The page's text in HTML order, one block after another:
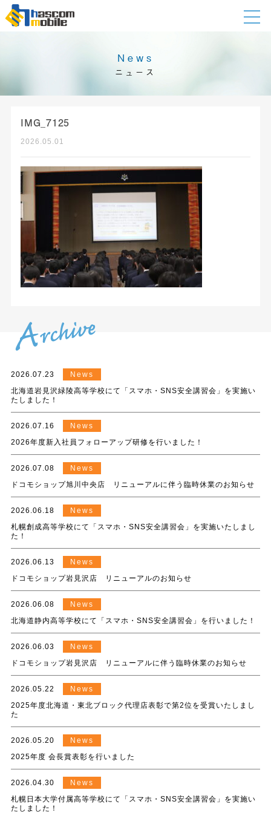
News
ニュース
IMG_7125
2026.05.01
2026.07.23
News
北海道岩見沢緑陵高等学校にて「スマホ・SNS安全講習会」を実施い
たしました！
2026.07.16
News
2026年度新入社員フォローアップ研修を行いました！
2026.07.08
News
ドコモショップ旭川中央店 リニューアルに伴う臨時休業のお知らせ
2026.06.18
News
札幌創成高等学校にて「スマホ・SNS安全講習会」を実施いたしまし
た！
2026.06.13
News
ドコモショップ岩見沢店 リニューアルのお知らせ
2026.06.08
News
北海道静内高等学校にて「スマホ・SNS安全講習会」を行いました！
2026.06.03
News
ドコモショップ岩見沢店 リニューアルに伴う臨時休業のお知らせ
2026.05.22
News
2025年度北海道・東北ブロック代理店表彰で第2位を受賞いたしまし
た
2026.05.20
News
2025年度 会長賞表彰を行いました
2026.04.30
News
札幌日本大学付属高等学校にて「スマホ・SNS安全講習会」を実施い
たしました！